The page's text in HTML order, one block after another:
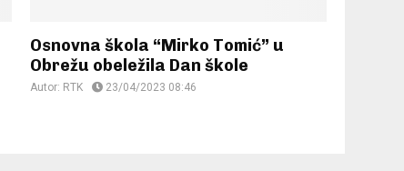
Osnovna škola “Mirko Tomić” u
Obrežu obeležila Dan škole
Autor: RTK 23/04/2023 08:46